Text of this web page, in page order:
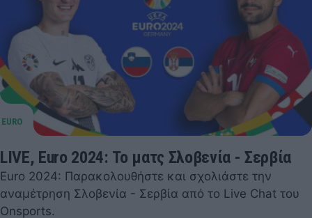
LIVE, Euro 2024: Το ματς Σλοβενία - Σερβία
Euro 2024: Παρακολουθήστε και σχολιάστε την
αναμέτρηση Σλοβενία - Σερβία από το Live Chat του
Onsports.